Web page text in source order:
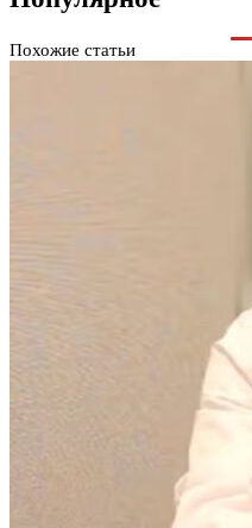
Похожие статьи